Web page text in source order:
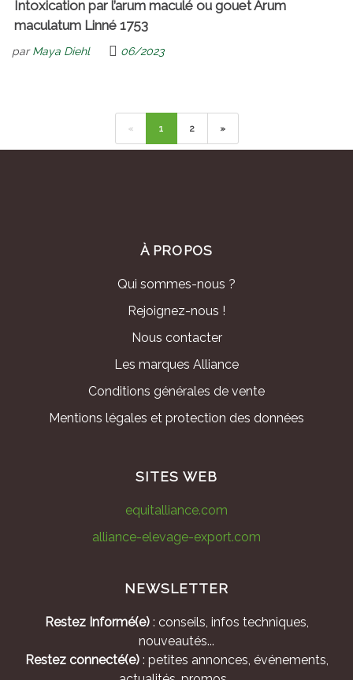
Intoxication par l’arum maculé ou gouet Arum
maculatum Linné 1753
parMaya Diehl 06/2023
« 1 2 »
À PROPOS
Qui sommes-nous ?
Rejoignez-nous !
Nous contacter
Les marques Alliance
Conditions générales de vente
Mentions légales et protection des données
SITES WEB
equitalliance.com
alliance-elevage-export.com
NEWSLETTER
Restez Informé(e): conseils, infos techniques,
nouveautés...
Restez connecté(e): petites annonces, événements,